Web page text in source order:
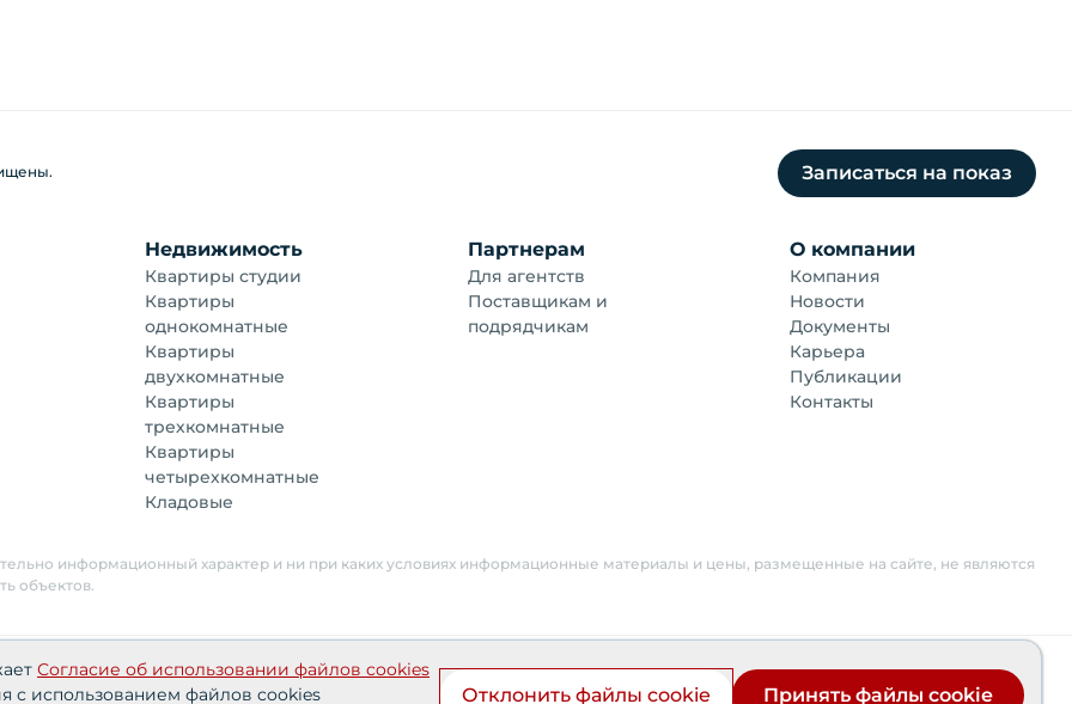
Записаться на показ
Недвижимость
Квартиры студии
Квартиры
однокомнатные
Квартиры
двухкомнатные
Квартиры
трехкомнатные
Квартиры
четырехкомнатные
Кладовые
Партнерам
Для агентств
Поставщикам и
подрядчикам
О компании
Компания
Новости
Документы
Карьера
Публикации
Контакты
информационный характер и ни при каких условиях информационные материалы и цены, размещенные на сайте, не являются
объектов.
данных АО «СЗ «Партнер‑Строй»»Согласия пользователейПроектные декларации
Согласие об использовании файлов cookies
с использованием файлов cookies Отклонить файлы cookie Принять файлы cookie